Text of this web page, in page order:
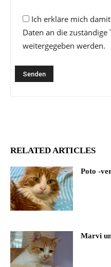
Ich erkläre mich
Daten an die
weitergegeben werden.
RELATED ARTICLES
Poto -
Marvi